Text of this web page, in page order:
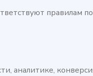
правилам
аналитике,